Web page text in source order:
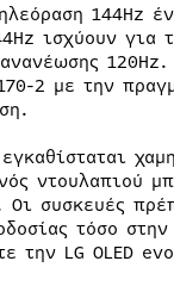
144Hz
ισχύουν
2 με την
ντουλαπιού
Οι συσκευές
τόσο
την LG OLED